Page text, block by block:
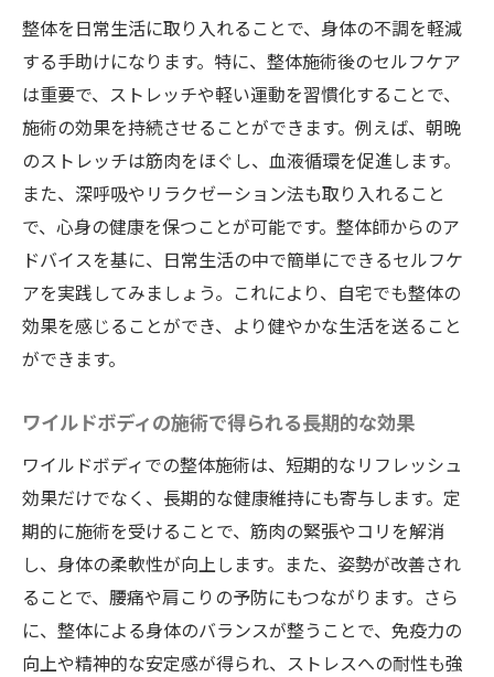
整体を日常生活に取り入れることで、身体の不調を軽減
する手助けになります。特に、整体施術後のセルフケア
は重要で、ストレッチや軽い運動を習慣化することで、
施術の効果を持続させることができます。例えば、朝晩
のストレッチは筋肉をほぐし、血液循環を促進します。
また、深呼吸やリラクゼーション法も取り入れること
で、心身の健康を保つことが可能です。整体師からのア
ドバイスを基に、日常生活の中で簡単にできるセルフケ
アを実践してみましょう。これにより、自宅でも整体の
効果を感じることができ、より健やかな生活を送ること
ができます。
ワイルドボディの施術で得られる長期的な効果
ワイルドボディでの整体施術は、短期的なリフレッシュ
効果だけでなく、長期的な健康維持にも寄与します。定
期的に施術を受けることで、筋肉の緊張やコリを解消
し、身体の柔軟性が向上します。また、姿勢が改善され
ることで、腰痛や肩こりの予防にもつながります。さら
に、整体による身体のバランスが整うことで、免疫力の
向上や精神的な安定感が得られ、ストレスへの耐性も強